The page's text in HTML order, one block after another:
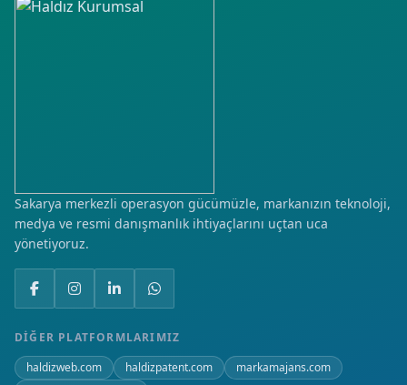
Sakarya merkezli operasyon gücümüzle, markanızın teknoloji,
medya ve resmi danışmanlık ihtiyaçlarını uçtan uca
yönetiyoruz.
DIĞER PLATFORMLARIMIZ
haldizweb.com
haldizpatent.com
markamajans.com